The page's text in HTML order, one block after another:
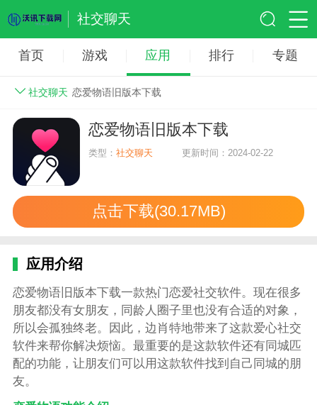
社交聊天
首页 游戏 应用 排行 专题
社交聊天 恋爱物语旧版本下载
恋爱物语旧版本下载
类型：社交聊天 更新时间：2024-02-22
点击下载(30.17MB)
应用介绍
恋爱物语旧版本下载一款热门恋爱社交软件。现在很多
朋友都没有女朋友，同龄人圈子里也没有合适的对象，
所以会孤独终老。因此，边肖特地带来了这款爱心社交
软件来帮你解决烦恼。最重要的是这款软件还有同城匹
配的功能，让朋友们可以用这款软件找到自己同城的朋
友。